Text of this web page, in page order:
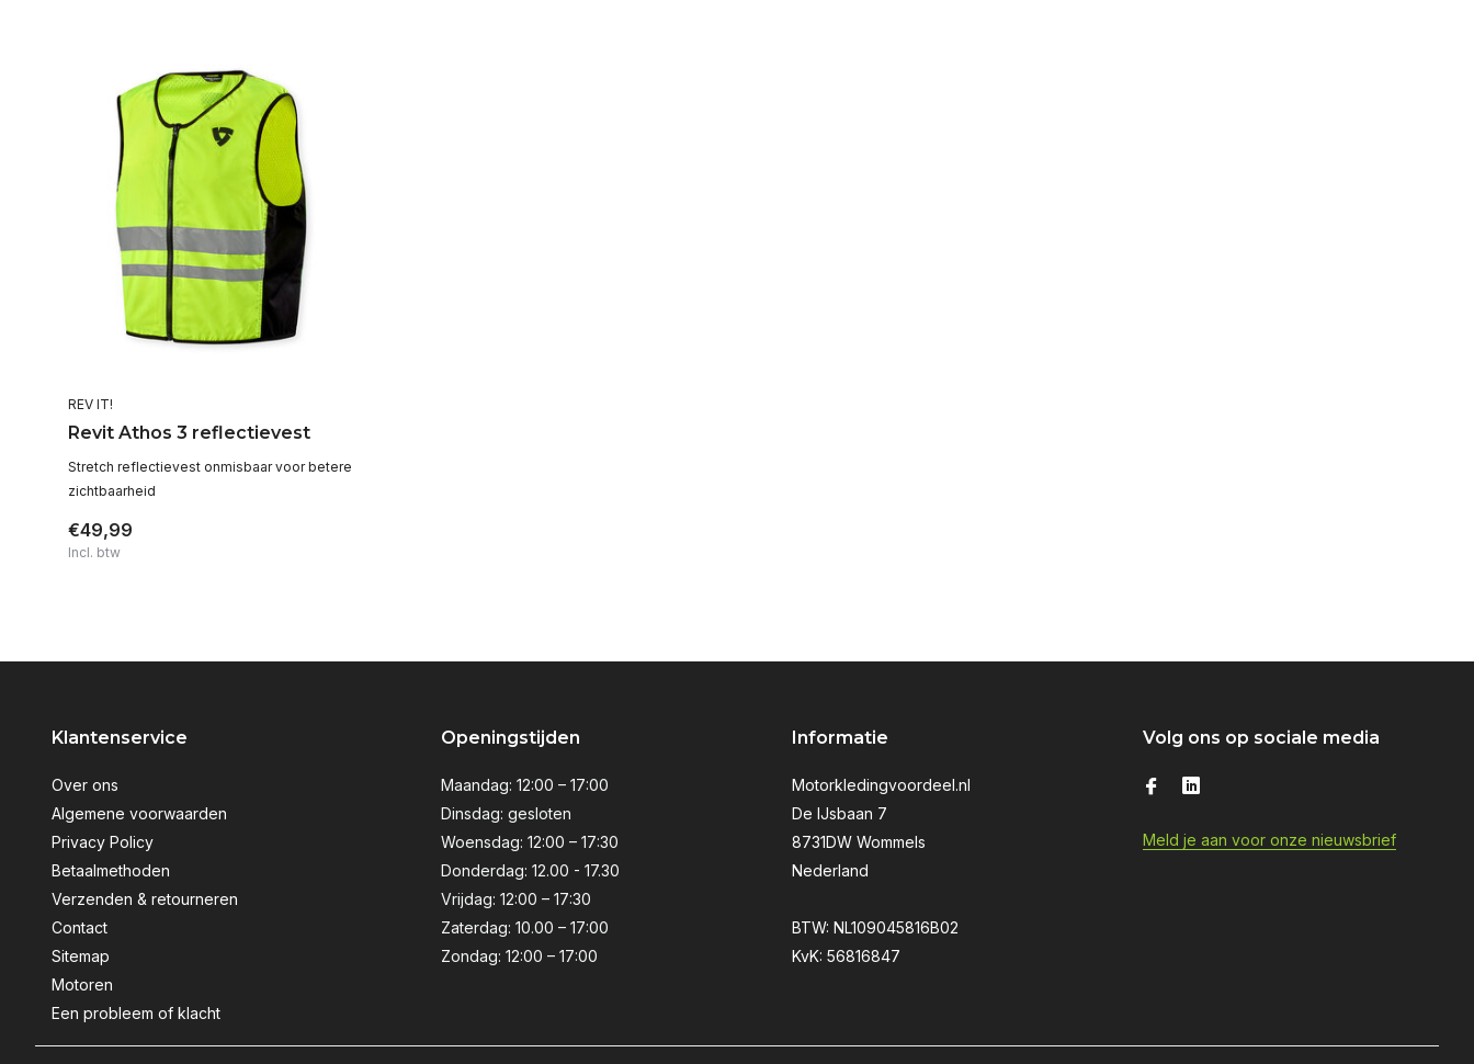
REV IT!
Revit Athos 3 reflectievest
Stretch reflectievest onmisbaar voor betere
zichtbaarheid
€49,99
Incl. btw
Klantenservice
Over ons
Algemene voorwaarden
Privacy Policy
Betaalmethoden
Verzenden & retourneren
Contact
Sitemap
Motoren
Een probleem of klacht
Openingstijden
Maandag: 12:00 – 17:00
Dinsdag: gesloten
Woensdag: 12:00 – 17:30
Donderdag: 12.00 - 17.30
Vrijdag: 12:00 – 17:30
Zaterdag: 10.00 – 17:00
Zondag: 12:00 – 17:00
Informatie
Motorkledingvoordeel.nl
De IJsbaan 7
8731DW Wommels
Nederland
BTW: NL109045816B02
KvK: 56816847
Volg ons op sociale media
Meld je aan voor onze nieuwsbrief